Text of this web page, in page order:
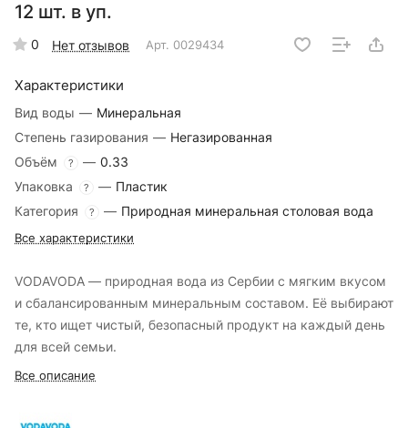
12 шт. в уп.
0 Нет отзывов Арт. 0029434
Характеристики
Вид воды — Минеральная
Степень газирования — Негазированная
Объём
? — 0.33
Упаковка
? — Пластик
Категория
? — Природная минеральная столовая вода
Все характеристики
VODAVODA — природная вода из Сербии с мягким вкусом
и сбалансированным минеральным составом. Её выбирают
те, кто ищет чистый, безопасный продукт на каждый день
для всей семьи.
Все описание